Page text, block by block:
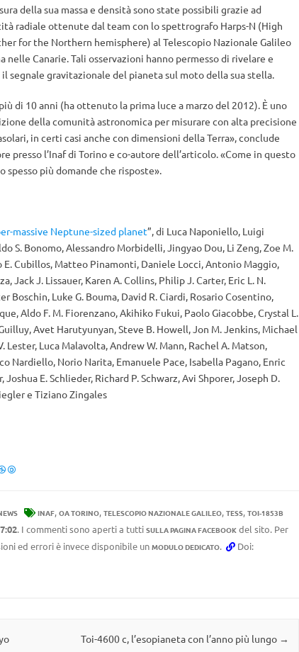
della sua massa e densità sono state possibili grazie ad
radiale ottenute dal team con lo spettrografo Harps-N (High
for the Northern hemisphere) al Telescopio Nazionale Galileo
nelle Canarie. Tali osservazioni hanno permesso di rivelare e
segnale gravitazionale del pianeta sul moto della sua stella.
di 10 anni (ha ottenuto la prima luce a marzo del 2012). È uno
della comunità astronomica per misurare con alta precisione
in certi casi anche con dimensioni della Terra», conclude
presso l’Inaf di Torino e co-autore dell’articolo. «Come in questo
spesso più domande che risposte».
massive Neptune-sized planet”, di Luca Naponiello, Luigi
S. Bonomo, Alessandro Morbidelli, Jingyao Dou, Li Zeng, Zoe M.
Cubillos, Matteo Pinamonti, Daniele Locci, Antonio Maggio,
Jack J. Lissauer, Karen A. Collins, Philip J. Carter, Eric L. N.
Boschin, Luke G. Bouma, David R. Ciardi, Rosario Cosentino,
Aldo F. M. Fiorenzano, Akihiko Fukui, Paolo Giacobbe, Crystal L.
Avet Harutyunyan, Steve B. Howell, Jon M. Jenkins, Michael
Lester, Luca Malavolta, Andrew W. Mann, Rachel A. Matson,
Nardiello, Norio Narita, Emanuele Pace, Isabella Pagano, Enric
Joshua E. Schlieder, Richard P. Schwarz, Avi Shporer, Joseph D.
e Tiziano Zingales
INAF, OA TORINO, TELESCOPIO NAZIONALE GALILEO, TESS, TOI-1853B
. I commenti sono aperti a tutti SULLA PAGINA FACEBOOKdel sito. Per
ed errori è invece disponibile un MODULO DEDICATO. Doi:
Toi-4600 c, l’esopianeta con l’anno più lungo →